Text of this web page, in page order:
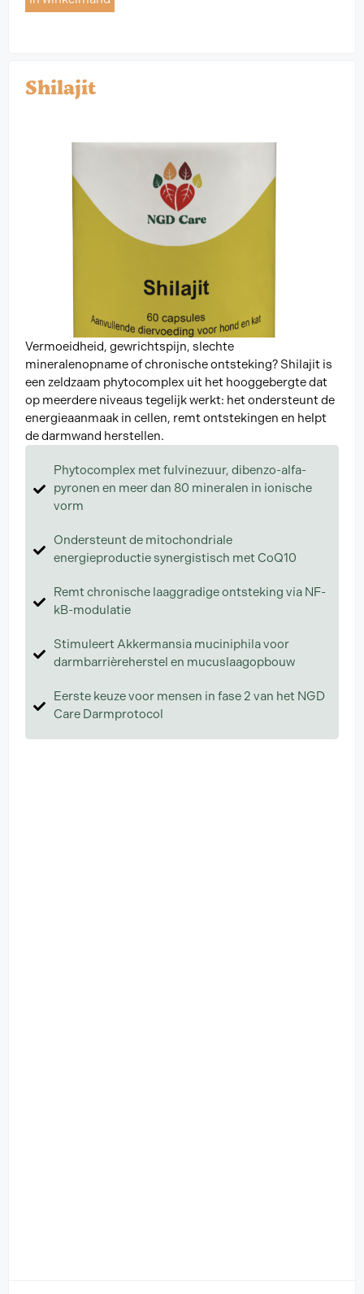
Shilajit
Vermoeidheid, gewrichtspijn, slechte
mineralenopname of chronische ontsteking? Shilajit is
een zeldzaam phytocomplex uit het hooggebergte dat
op meerdere niveaus tegelijk werkt: het ondersteunt de
energieaanmaak in cellen, remt ontstekingen en helpt
de darmwand herstellen.
Phytocomplex met fulvinezuur, dibenzo-alfa-
pyronen en meer dan 80 mineralen in ionische
vorm
Ondersteunt de mitochondriale
energieproductie synergistisch met CoQ10
Remt chronische laaggradige ontsteking via NF-
kB-modulatie
Stimuleert Akkermansia muciniphila voor
darmbarrièreherstel en mucuslaagopbouw
Eerste keuze voor mensen in fase 2 van het NGD
Care Darmprotocol